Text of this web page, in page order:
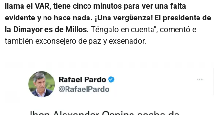
llama el VAR, tiene cinco minutos para ver una falta
evidente y no hace nada. ¡Una vergüenza! El presidente de
la Dimayor es de Millos. Téngalo en cuenta", comentó el
también exconsejero de paz y exsenador.